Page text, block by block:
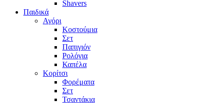
Shavers
Παιδικά
Αγόρι
Κοστούμια
Σετ
Παπιγιόν
Ρολόγια
Καπέλα
Κορίτσι
Φορέματα
Σετ
Τσαντάκια